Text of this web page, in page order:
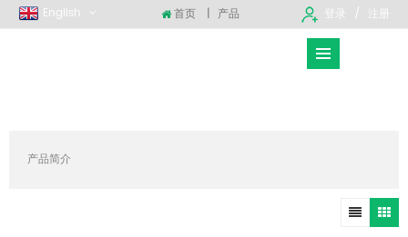
登录 注册
English 首页 | 产品
产品简介